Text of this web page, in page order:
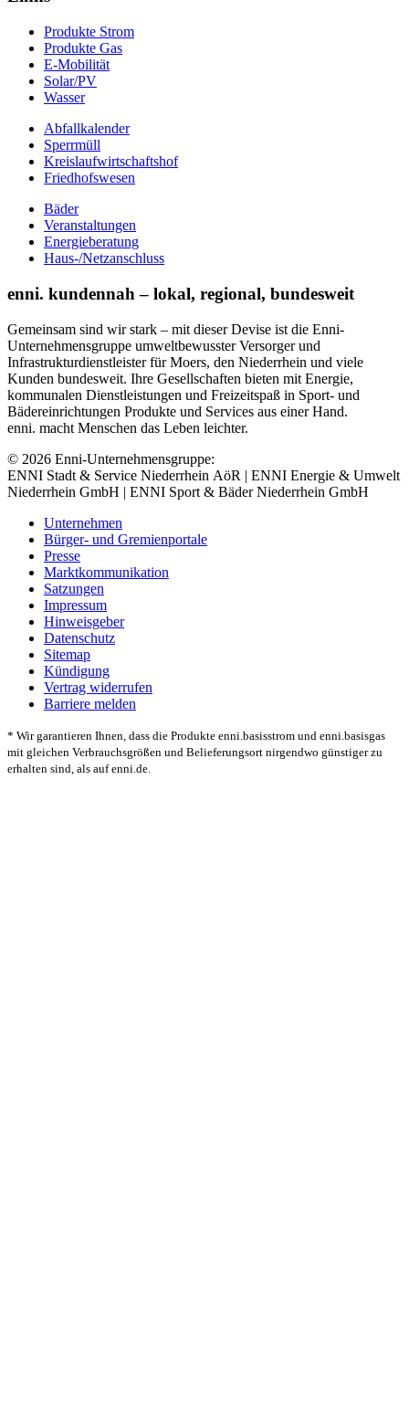
Produkte Strom
Produkte Gas
E-Mobilität
Solar/PV
Wasser
Abfallkalender
Sperrmüll
Kreislaufwirtschaftshof
Friedhofswesen
Bäder
Veranstaltungen
Energieberatung
Haus-/Netzanschluss
enni. kundennah – lokal, regional, bundesweit
Gemeinsam sind wir stark – mit dieser Devise ist die Enni-
Unternehmensgruppe umweltbewusster Versorger und
Infrastrukturdienstleister für Moers, den Niederrhein und viele
Kunden bundesweit. Ihre Gesellschaften bieten mit Energie,
kommunalen Dienstleistungen und Freizeitspaß in Sport- und
Bädereinrichtungen Produkte und Services aus einer Hand.
enni. macht Menschen das Leben leichter.
© 2026 Enni-Unternehmensgruppe:
ENNI Stadt & Service Niederrhein AöR | ENNI Energie & Umwelt
Niederrhein GmbH | ENNI Sport & Bäder Niederrhein GmbH
Unternehmen
Bürger- und Gremienportale
Presse
Marktkommunikation
Satzungen
Impressum
Hinweisgeber
Datenschutz
Sitemap
Kündigung
Vertrag widerrufen
Barriere melden
* Wir garantieren Ihnen, dass die Produkte enni.basisstrom und enni.basisgas
mit gleichen Verbrauchsgrößen und Belieferungsort nirgendwo günstiger zu
erhalten sind, als auf enni.de.